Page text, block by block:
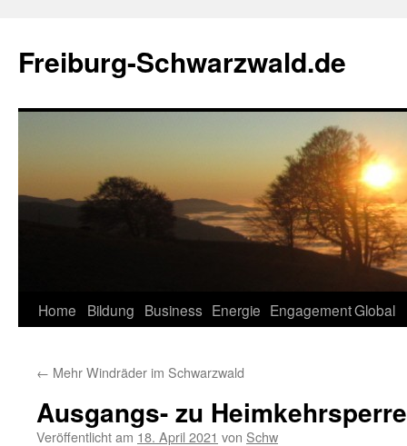
springen
Freiburg-Schwarzwald.de
Home Bildung Business Energie EngagementGlobal
← Mehr Windräder im Schwarzwald
Ausgangs- zu
Veröffentlicht am 18. April 2021 von Schw